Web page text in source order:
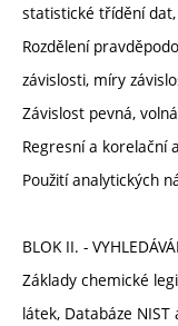
statistické třídění
Rozdělení
závislosti, míry
Závislost pevná,
Regresní a korelační
Použití analytických
BLOK II. -
Základy chemické
látek, Databáze NIST